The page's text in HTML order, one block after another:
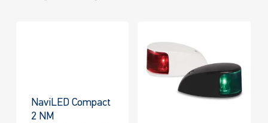
NaviLED Compact
2 NM